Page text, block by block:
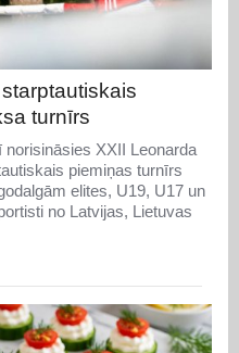
turnīrs
XXII Leonarda
piemiņas turnīrs
elites, U19, U17 un
no Latvijas, Lietuvas